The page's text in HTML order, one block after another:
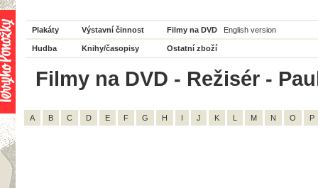
Plakáty Výstavní činnost Filmy na DVD English version
Hudba Knihy/časopisy Ostatní zboží
Filmy na DVD - Režisér -
A B C D E F G H I J K L M N O P